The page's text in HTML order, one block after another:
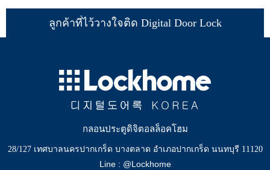
ลูกค้าที่ไว้วางใจติด Digital Door Lock
กลอนประตูดิจิตอลล็อคโฮม
28/127 เทศบาลนครปากเกร็ด บางตลาด อำเภอปากเกร็ด นนทบุรี 11120
Line : @Lockhome